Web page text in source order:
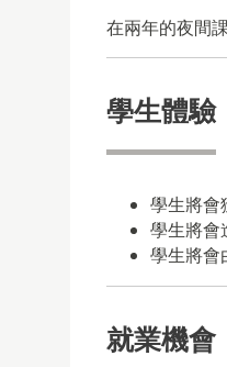
在兩年的夜間課
學生體驗
學生將會
學生將會
學生將會
就業機會